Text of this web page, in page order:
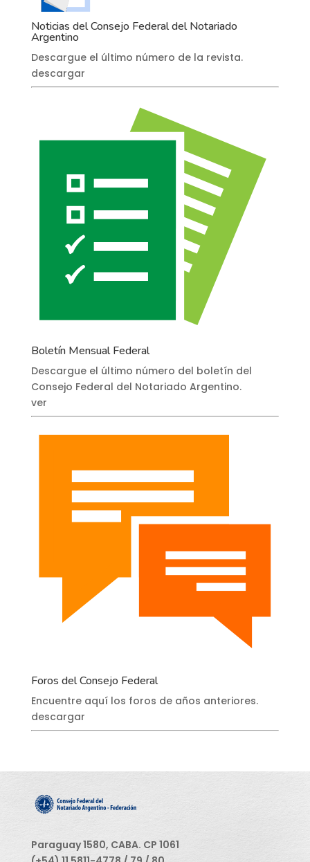
Noticias del Consejo Federal del Notariado
Argentino
Descargue el último número de la revista.
descargar
Boletín Mensual Federal
Descargue el último número del boletín del
Consejo Federal del Notariado Argentino.
ver
Foros del Consejo Federal
Encuentre aquí los foros de años anteriores.
descargar
Paraguay 1580, CABA. CP 1061